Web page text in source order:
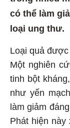
có thể làm
loại ung thư.
Loại quả được
Một nghiên
tinh bột
như yến
làm giảm
Phát hiện này